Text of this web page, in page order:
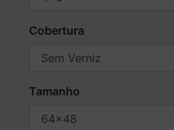
Cobertura
Tamanho